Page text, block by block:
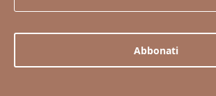
Abbonati